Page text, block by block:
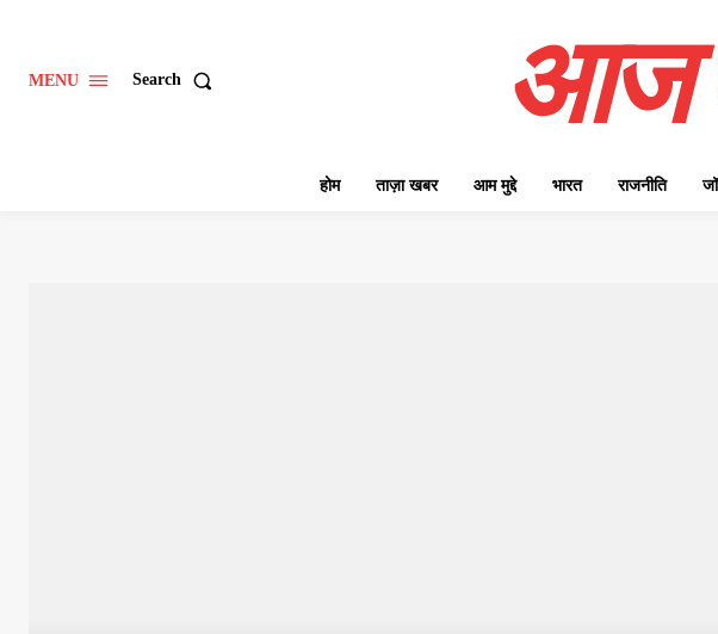
MENU Search आज
होम ताज़ा खबर आम मुद्दे भारत राजनीति